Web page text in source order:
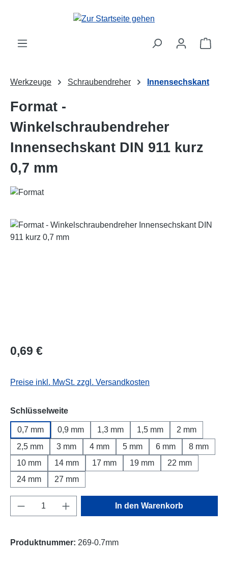
Zum Hauptinhalt springen
Werkzeuge Schraubendreher Innensechskant
Format -
Winkelschraubendreher
Innensechskant DIN 911 kurz
0,7 mm
Bildergalerie überspringen
Regulärer Preis:
0,69 €
Preise inkl. MwSt. zzgl. Versandkosten
Schlüsselweiteauswählen
0,7 mm 0,9 mm 1,3 mm 1,5 mm
2 mm
2,5 mm
3 mm 4 mm 5 mm 6 mm
8 mm
10 mm
14 mm 17 mm 19 mm
22 mm
24 mm
27 mm
Produkt Anzahl: Gib den gewünschten
In den Warenkorb
Produktnummer: 269-0.7mm